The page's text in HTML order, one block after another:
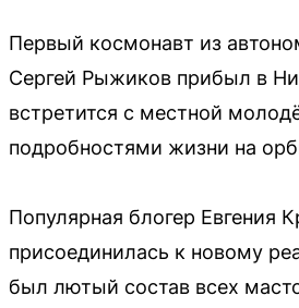
Первый космонавт из
Сергей Рыжиков прибыл в
встретится с местной
подробностями жизни на
Популярная блогер Евгения
присоединилась к новому
был лютый состав всех